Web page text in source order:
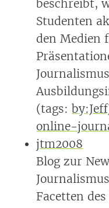
beschreibt,
Studenten
den Medien
(tags:
online-
jtm2008
Blog zur
Facetten